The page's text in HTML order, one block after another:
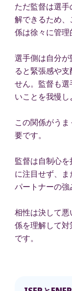
ただ監督は選
解できるため
係は徐々に管理
選手側は自分
ると緊張感や
せん。監督も
いことを我慢し
この関係がう
要です。
監督は自制心
に注目せず、
パートナーの強
相性は決して
係を理解して
です。